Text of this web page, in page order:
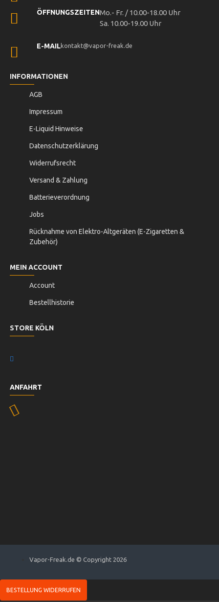
ÖFFNUNGSZEITENMo.- Fr. / 10.00-18.00 Uhr
Sa. 10.00-19.00 Uhr
E-MAILkontakt@vapor-freak.de
INFORMATIONEN
AGB
Impressum
E-Liquid Hinweise
Datenschutzerklärung
Widerrufsrecht
Versand & Zahlung
Batterieverordnung
Jobs
Rücknahme von Elektro-Altgeräten (E-Zigaretten &
Zubehör)
MEIN ACCOUNT
Account
Bestellhistorie
STORE KÖLN
ANFAHRT
Vapor-Freak.de © Copyright 2026
BESTELLUNG WIDERRUFEN